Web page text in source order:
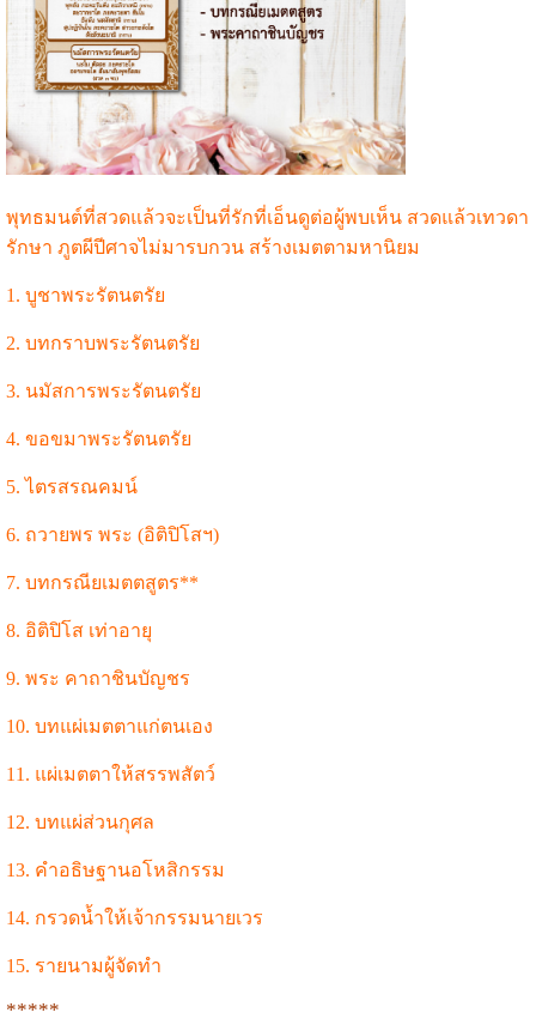
พุทธมนต์ที่สวดแล้วจะเป็นที่รักที่เอ็นดูต่อผู้พบเห็น สวดแล้วเทวดา
รักษา ภูตผีปีศาจไม่มารบกวน สร้างเมตตามหานิยม
1. บูชาพระรัตนตรัย
2. บทกราบพระรัตนตรัย
3. นมัสการพระรัตนตรัย
4. ขอขมาพระรัตนตรัย
5. ไตรสรณคมน์
6. ถวายพร พระ (อิติปิโสฯ)
7. บทกรณียเมตตสูตร**
8. อิติปิโส เท่าอายุ
9. พระ คาถาชินบัญชร
10. บทแผ่เมตตาแก่ตนเอง
11. แผ่เมตตาให้สรรพสัตว์
12. บทแผ่ส่วนกุศล
13. คำอธิษฐานอโหสิกรรม
14. กรวดน้ำให้เจ้ากรรมนายเวร
15. รายนามผู้จัดทำ
*****